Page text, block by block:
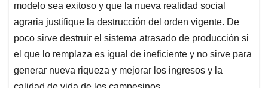
modelo sea exitoso y que la nueva realidad social
agraria justifique la destrucción del orden vigente. De
poco sirve destruir el sistema atrasado de producción si
el que lo remplaza es igual de ineficiente y no sirve para
generar nueva riqueza y mejorar los ingresos y la